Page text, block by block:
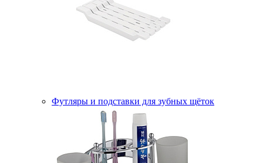
Футляры и подставки для зубных щёток